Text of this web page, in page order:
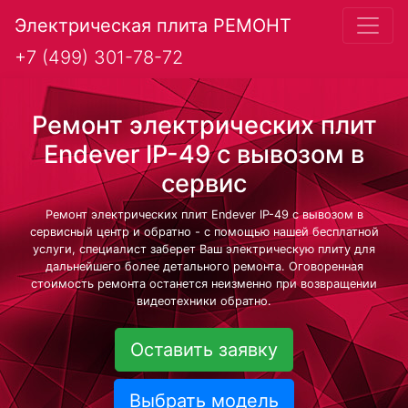
Электрическая плита РЕМОНТ
+7 (499) 301-78-72
Ремонт электрических плит
Endever IP-49 с вывозом в
сервис
Ремонт электрических плит Endever IP-49 с вывозом в
сервисный центр и обратно - с помощью нашей бесплатной
услуги, специалист заберет Ваш электрическую плиту для
дальнейшего более детального ремонта. Оговоренная
стоимость ремонта останется неизменно при возвращении
видеотехники обратно.
Оставить заявку
Выбрать модель